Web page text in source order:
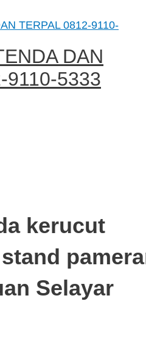
DAN
9110-5333
kerucut
Selayar